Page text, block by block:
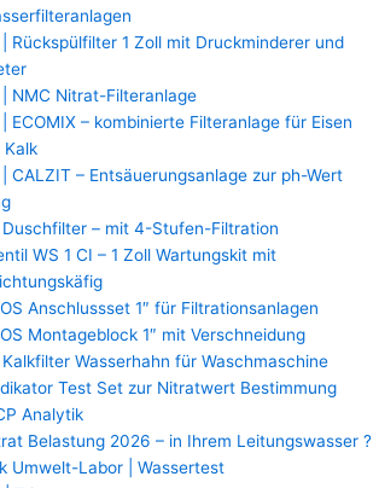
| Rückspülfilter 1 Zoll mit Druckminderer und
| NMC Nitrat-Filteranlage
| ECOMIX – kombinierte Filteranlage für Eisen
Kalk
| CALZIT – Entsäuerungsanlage zur ph-Wert
Duschfilter – mit 4-Stufen-Filtration
WS 1 CI – 1 Zoll Wartungskit mit
Anschlussset 1″ für Filtrationsanlagen
Montageblock 1″ mit Verschneidung
Kalkfilter Wasserhahn für Waschmaschine
Test Set zur Nitratwert Bestimmung
Analytik
Belastung 2026 – in Ihrem Leitungswasser ?
Umwelt-Labor | Wassertest